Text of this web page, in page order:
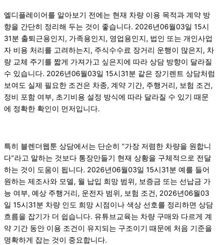
엘디플레이어를 알아보기 전에는 현재 차량 이용 목적과 계약 방
향을 간단히 정리해 두는 것이 좋습니다. 2026년06월03일 15시
31분 출퇴근용인지, 가족용인지, 영업용인지, 법인 또는 개인사업
자 비용 처리를 고려하는지, 주식수수료 장거리 운행이 많은지, 차
량 교체 주기를 짧게 가져가고 싶은지에 따라 상담 방향이 달라질
수 있습니다. 2026년06월03일 15시31분 같은 장기렌트 상담처럼
보여도 실제 필요한 조건은 차종, 계약 기간, 주행거리, 보험 조건,
정비 포함 여부, 초기비용 설정 방식에 따라 달라질 수 있기 때문
에 정확한 확인이 먼저입니다.
특히 블렌더웹툰 상담에서는 단순히 “가장 저렴한 차량을 원합니
다”라고 말하는 것보다 통장만들기 현재 상황을 구체적으로 전달
하는 것이 도움이 됩니다. 2026년06월03일 15시31분 예를 들어
원하는 제조사와 모델, 월 납입 희망 범위, 보증금 또는 선납금 가
능 여부, 예상 주행거리, 운전자 범위, 보험 조건, 2026년06월03
일 15시31분 차량 인도 희망 시점이나 색상 선호를 정리하면 상담
흐름을 잡기가 더 쉽습니다. 유튜브교육는 차량 구매와 다르게 계
약 기간 동안 이용 조건이 유지되는 구조이기 때문에 처음 기준을
명확하게 잡는 것이 중요합니다.